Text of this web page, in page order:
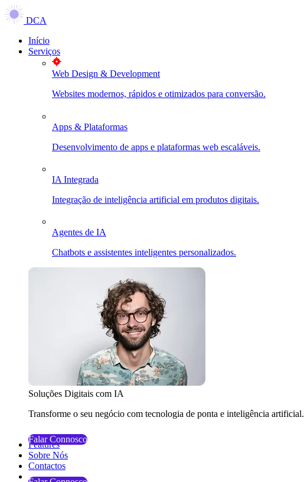
DCA
Início
Serviços
Web Design & Development
Websites modernos, rápidos e otimizados para conversão.
Apps & Plataformas
Desenvolvimento de apps e plataformas web escaláveis.
IA Integrada
Integração de inteligência artificial em produtos digitais.
Agentes de IA
Chatbots e assistentes inteligentes personalizados.
Soluções Digitais com IA
Transforme o seu negócio com tecnologia de ponta e inteligência artificial.
Falar Connosco
Features
Sobre Nós
Contactos
Falar Connosco